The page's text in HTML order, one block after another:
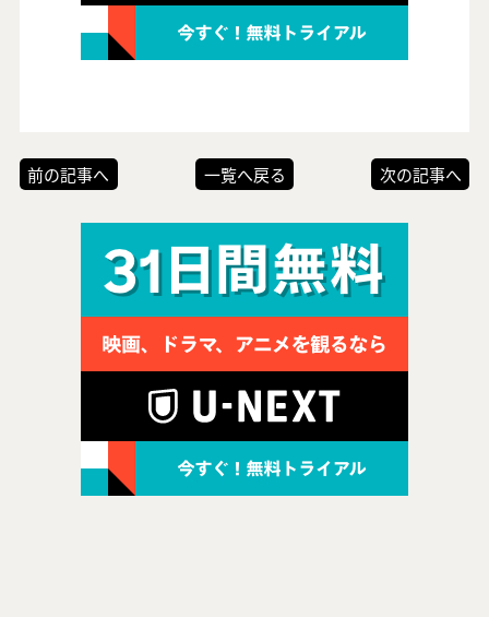
前の記事へ 一覧へ戻る 次の記事へ